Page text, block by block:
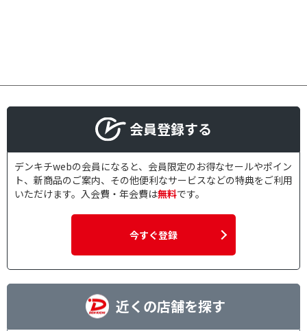
会員登録する
デンキチwebの会員になると、会員限定のお得なセールやポイン
ト、新商品のご案内、その他便利なサービスなどの特典をご利用
いただけます。入会費・年会費は無料です。
今すぐ登録
近くの店舗を探す